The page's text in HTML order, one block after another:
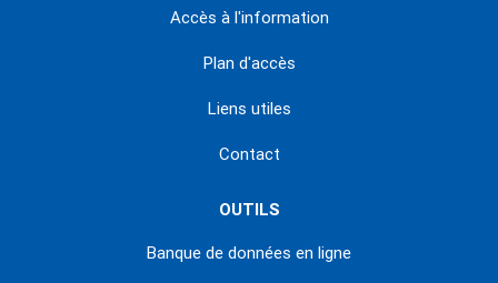
Accès à l'information
Plan d'accès
Liens utiles
Contact
OUTILS
Banque de données en ligne